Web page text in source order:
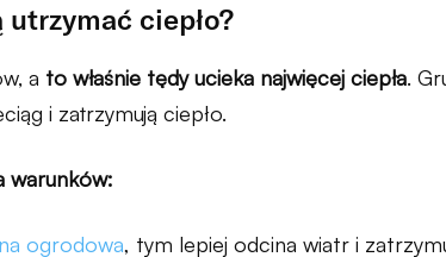
utrzymać ciepło?
a to właśnie tędy ucieka najwięcej ciepła.
i zatrzymują ciepło.
warunków:
ogrodowa, tym lepiej odcina wiatr i